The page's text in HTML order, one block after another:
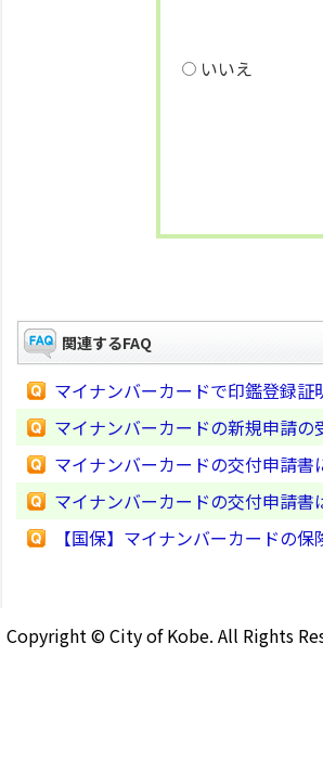
いいえ
関連するFAQ
マイナンバーカードで印鑑登録証
マイナンバーカードの新規申請
マイナンバーカードの交付申請
マイナンバーカードの交付申請
【国保】マイナンバーカードの
Copyright © City of Kobe. All Rights